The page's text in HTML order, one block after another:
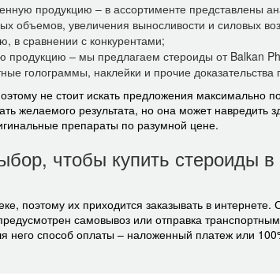
продукцию – в ассортименте представлены
объемов, увеличения выносливости и силовых
в сравнении с конкурентами;
продукцию – мы предлагаем стероиды от Balkan
голограммы, наклейки и прочие доказательства
не стоит искать предложения максимально
желаемого результата, но она может навредить
препараты по разумной цене.
чтобы купить стероиды в
поэтому их приходится заказывать в интернете.
самовывоз или отправка
него способ оплаты – наложенный платеж или